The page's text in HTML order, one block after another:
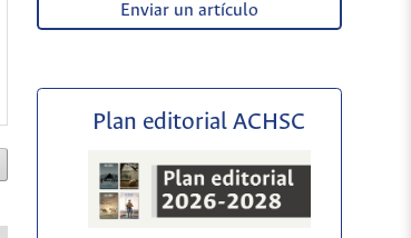
Enviar un artículo
Plan editorial ACHSC